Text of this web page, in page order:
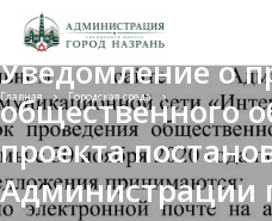
Главная Городская среда
Городская среда
Уведомление о
общественного
проекта
Администрации